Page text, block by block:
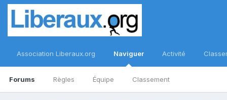
Association Liberaux.org Naviguer
Forums Règles Équipe Classement
Activité